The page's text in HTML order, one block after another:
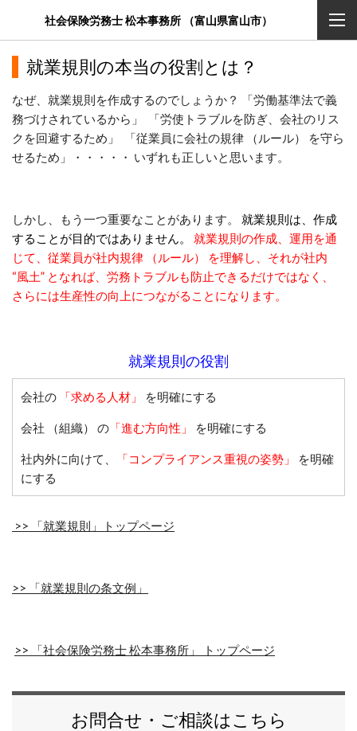
社会保険労務士 松本事務所 （富山県富山市）
就業規則の本当の役割とは？
なぜ、就業規則を作成するのでしょうか？ 「労働基準法で義
務づけされているから」 「労使トラブルを防ぎ、会社のリス
クを回避するため」 「従業員に会社の規律 （ルール） を守ら
せるため」・・・・・ いずれも正しいと思います。
しかし、もう一つ重要なことがあります。 就業規則は、作成
することが目的ではありません。 就業規則の作成、運用を通
じて、従業員が社内規律 （ルール） を理解し、それが社内
“風土” となれば、労務トラブルも防止できるだけではなく、
さらには生産性の向上につながることになります。
就業規則の役割
会社の 「求める人材」 を明確にする
会社 （組織） の 「進む方向性」 を明確にする
社内外に向けて、 「コンプライアンス重視の姿勢」
を明確
にする
>> 「就業規則」トップページ
>> 「就業規則の条文例」
>> 「社会保険労務士 松本事務所」 トップページ
お問合せ・ご相談はこちら